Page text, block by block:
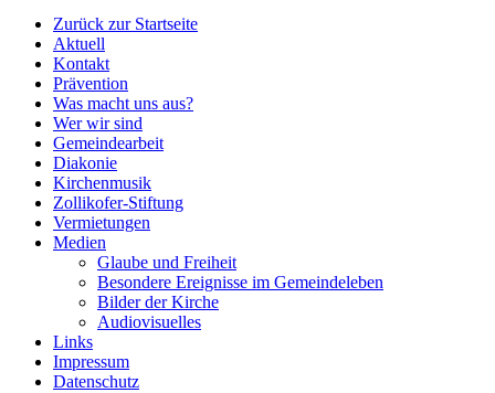
Zurück zur Startseite
Aktuell
Kontakt
Prävention
Was macht uns aus?
Wer wir sind
Gemeindearbeit
Diakonie
Kirchenmusik
Zollikofer-Stiftung
Vermietungen
Medien
Glaube und Freiheit
Besondere Ereignisse im Gemeindeleben
Bilder der Kirche
Audiovisuelles
Links
Impressum
Datenschutz